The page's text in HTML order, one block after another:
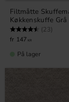
Filtmåtte
Køkkenskuffe Grå
Vurdering: (23)
147 KR
På lager